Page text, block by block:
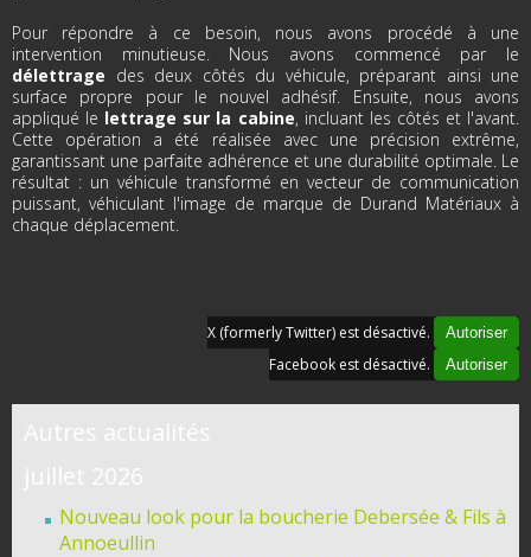
Pour répondre à ce besoin, nous avons procédé à une
intervention minutieuse. Nous avons commencé par le
délettrage des deux côtés du véhicule, préparant ainsi une
surface propre pour le nouvel adhésif. Ensuite, nous avons
appliqué le lettrage sur la cabine, incluant les côtés et l'avant.
Cette opération a été réalisée avec une précision extrême,
garantissant une parfaite adhérence et une durabilité optimale. Le
résultat : un véhicule transformé en vecteur de communication
puissant, véhiculant l'image de marque de Durand Matériaux à
chaque déplacement.
X (formerly Twitter) est désactivé. Autoriser
Facebook est désactivé. Autoriser
Autres actualités
juillet 2026
Nouveau look pour la boucherie Debersée & Fils à
Annoeullin